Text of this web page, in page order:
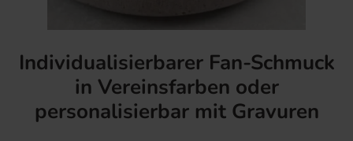
Individualisierbarer Fan-Schmuck
in Vereinsfarben oder
personalisierbar mit Gravuren